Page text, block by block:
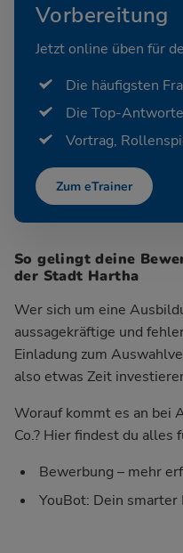
Vorbereitung
Jetzt online üben für
Die häufigsten
Die Top-
Vortrag,
Zum eTrainer
So gelingt deine
der Stadt Hartha
Wer sich um eine
aussagekräftige und
Einladung zum
also etwas Zeit
Worauf kommt es an bei
Co.? Hier findest du alles
Bewerbung – mehr
YouBot: Dein